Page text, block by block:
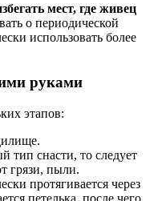
мест, где живец
о периодической
использовать более
руками
этапов:
тип снасти, то следует
грязи, пыли.
протягивается через
петелька, после чего